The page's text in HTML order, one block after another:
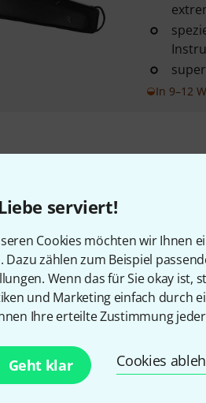
serviert!
Cookies möchten wir Ihnen
Dazu zählen zum Beispiel
Wenn das für Sie okay ist,
und Marketing einfach durch
Ihre erteilte Zustimmung
Geht klar Cookies
In 9–12
Gefällt Ihnen,
Teilen